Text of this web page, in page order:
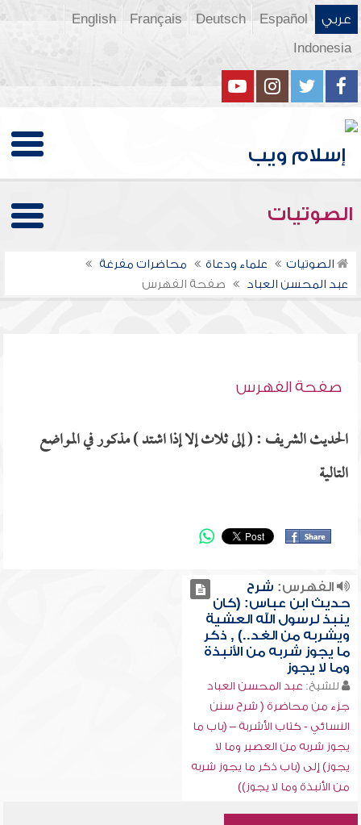
عربي Español
Deutsch
Français
English
Indonesia
الصوتيات
الصوتيات علماء ودعاة
محاضرات مفرغة
عبد المحسن العباد
صفحة الفهرس
صفحة الفهرس
الحديث الشريف : ( إلى ثلاث إلا إذا اشتد ) مذكور في المواضع
التالية
الفهرس: شرح
حديث ابن عباس: (كان
ينبذ لرسول الله العشية
ويشربه من الغد..) , ذكر
ما يجوز شربه من الأنبذة
وما لا يجوز
للشيخ: عبد المحسن العباد
جزء من محاضرة ( شرح سنن
النسائي - كتاب الأشربة – (باب ما
يجوز شربه من العصير وما لا
يجوز) إلى (باب ذكر ما يجوز شربه
من الأنبذة وما لا يجوز))